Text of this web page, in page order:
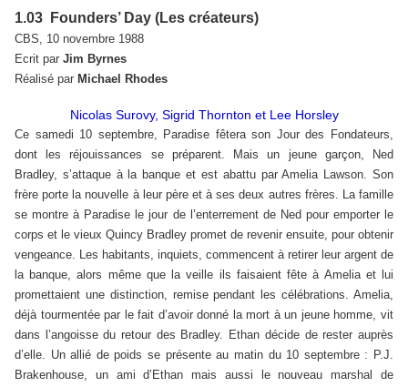
1.03 Founders’ Day (Les créateurs)
CBS, 10 novembre 1988
Ecrit par Jim Byrnes
Réalisé par Michael Rhodes
Nicolas Surovy, Sigrid Thornton et Lee Horsley
Ce samedi 10 septembre, Paradise fêtera son Jour des Fondateurs,
dont les réjouissances se préparent. Mais un jeune garçon, Ned
Bradley, s’attaque à la banque et est abattu par Amelia Lawson. Son
frère porte la nouvelle à leur père et à ses deux autres frères. La famille
se montre à Paradise le jour de l’enterrement de Ned pour emporter le
corps et le vieux Quincy Bradley promet de revenir ensuite, pour obtenir
vengeance. Les habitants, inquiets, commencent à retirer leur argent de
la banque, alors même que la veille ils faisaient fête à Amelia et lui
promettaient une distinction, remise pendant les célébrations. Amelia,
déjà tourmentée par le fait d’avoir donné la mort à un jeune homme, vit
dans l’angoisse du retour des Bradley. Ethan décide de rester auprès
d’elle. Un allié de poids se présente au matin du 10 septembre : P.J.
Brakenhouse, un ami d’Ethan mais aussi le nouveau marshal de